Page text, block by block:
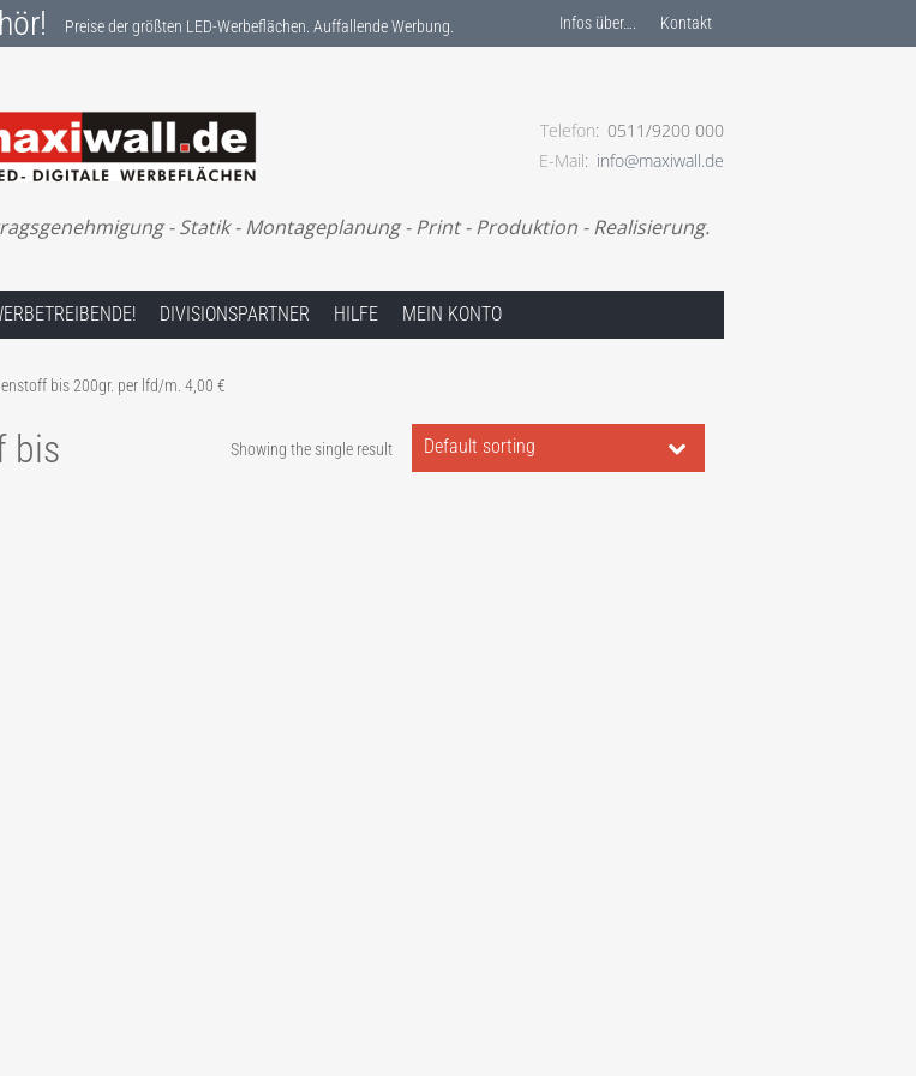
Preise der größten LED-Werbeflächen. Auffallende Werbung. Infos über…. Kontakt
größten LED-Werbeflächen. Auffallende Werbung.
Telefon 0511/9200 000
E-Mail
info@maxiwall.de
- Statik - Montageplanung - Print - Produktion - Realisierung.
DIVISIONSPARTNER HILFE MEIN KONTO
bis 200gr. per lfd/m. 4,00 €
bis
Showing the single result